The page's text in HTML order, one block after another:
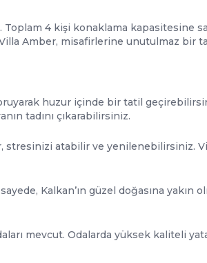
Toplam 4 kişi konaklama kapasitesine
Amber, misafirlerine unutulmaz bir
huzur içinde bir tatil
tadını çıkarabilirsiniz.
atabilir ve yenilenebilirsiniz.
Kalkan’ın güzel doğasına yakın
mevcut. Odalarda yüksek kaliteli